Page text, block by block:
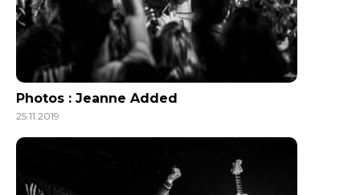
Photos : Jeanne Added
25.11.2019